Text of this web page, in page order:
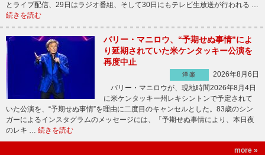
とライブ配信、29日はラジオ番組、そして30日にもテレビ生放送が行われる …
続きを読む
バリー・マニロウ、“予期せぬ事情”によ
り延期されていた米ケンタッキー公演を
再度中止
洋楽
2026年8月6日
バリー・マニロウが、現地時間2026年8月4日
に米ケンタッキー州レキシントンで予定されて
いた公演を、“予期せぬ事情”を理由に二度目のキャンセルとした。83歳のシン
ガーによるインスタグラムのメッセージには、「予期せぬ事情により、本日夜
のレキ … 続きを読む
more »